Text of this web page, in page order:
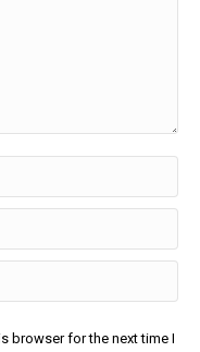
browser for the next time I